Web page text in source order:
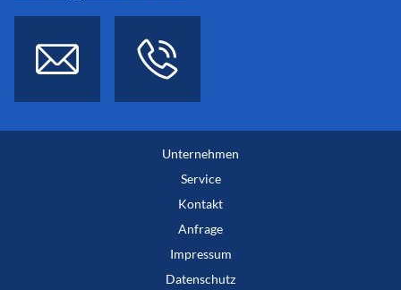
Unternehmen
Service
Kontakt
Anfrage
Impressum
Datenschutz